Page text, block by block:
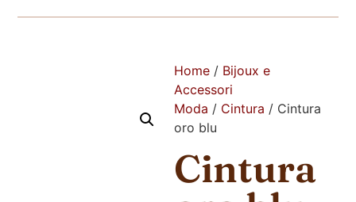
Home/ Bijoux e
Accessori
Moda / Cintura / Cintura
oro blu
Cintura